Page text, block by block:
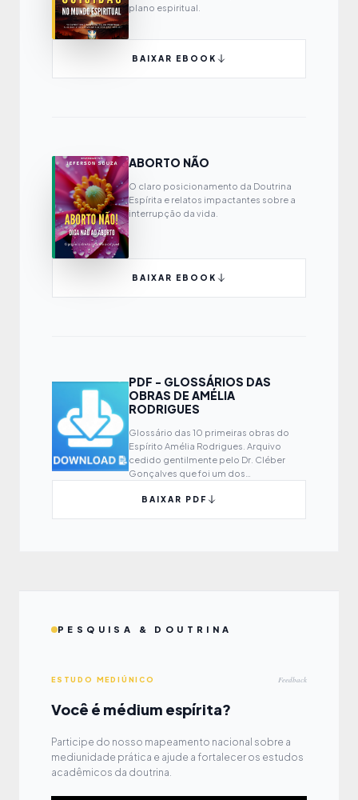
plano espiritual.
BAIXAR EBOOK
ABORTO NÃO
O claro posicionamento da Doutrina
Espírita e relatos impactantes sobre a
interrupção da vida.
BAIXAR EBOOK
PDF - GLOSSÁRIOS DAS
OBRAS DE AMÉLIA
RODRIGUES
Glossário das 10 primeiras obras do
Espírito Amélia Rodrigues. Arquivo
cedido gentilmente pelo Dr. Cléber
Gonçalves que foi um dos
Baixem e divulguem.
BAIXAR PDF
PESQUISA & DOUTRINA
ESTUDO MEDIÚNICO Feedback
Você é médium espírita?
Participe do nosso mapeamento nacional sobre a
mediunidade prática e ajude a fortalecer os estudos
acadêmicos da doutrina.